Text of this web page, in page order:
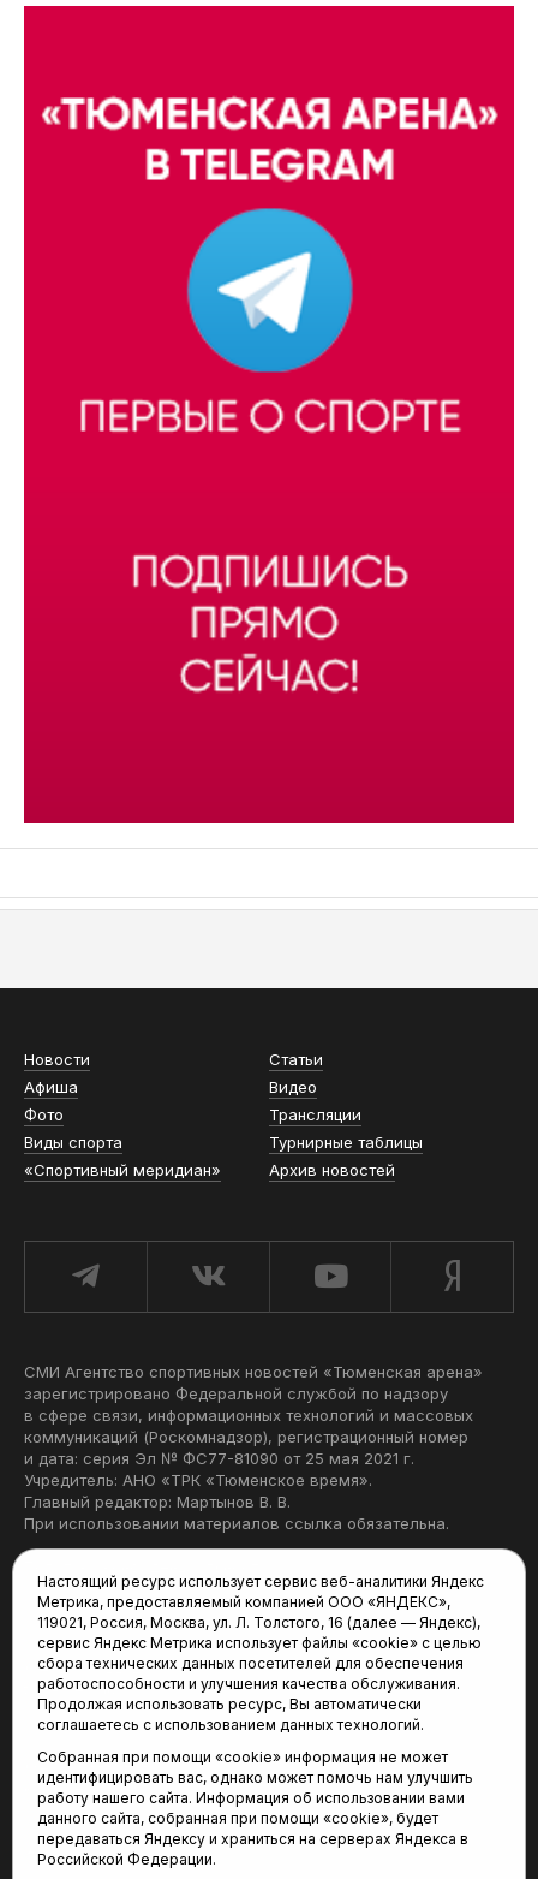
Новости
Статьи
Афиша
Видео
Фото
Трансляции
Виды спорта
Турнирные таблицы
«Спортивный меридиан»
Архив новостей
СМИ Агентство спортивных новостей «Тюменская арена»
зарегистрировано Федеральной службой по надзору
в сфере связи, информационных технологий и массовых
коммуникаций (Роскомнадзор), регистрационный номер
и дата: серия Эл № ФС77-81090 от 25 мая 2021 г.
Учредитель: АНО «ТРК «Тюменское время».
Главный редактор: Мартынов В. В.
При использовании материалов ссылка обязательна.
Редакция:
625035, Тюмень, пр. Геологоразведчиков, 28А
(3452) 68-22-28
tum-arena@mail.ru
Отдел продаж:
(3452) 68-89-78
kotovaev@sibinformburo.ru
Настоящий ресурс использует сервис веб-аналитики Яндекс
Метрика, предоставляемый компанией ООО «ЯНДЕКС»,
119021, Россия, Москва, ул. Л. Толстого, 16 (далее — Яндекс),
сервис Яндекс Метрика использует файлы «cookie» с целью
сбора технических данных посетителей для обеспечения
работоспособности и улучшения качества обслуживания.
Продолжая использовать ресурс, Вы автоматически
соглашаетесь с использованием данных технологий.
Собранная при помощи «cookie» информация не может
идентифицировать вас, однако может помочь нам улучшить
работу нашего сайта. Информация об использовании вами
данного сайта, собранная при помощи «cookie», будет
передаваться Яндексу и храниться на серверах Яндекса в
Российской Федерации.